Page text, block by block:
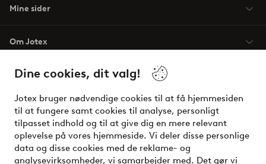
Dine cookies, dit valg!
Jotex bruger nødvendige cookies til at få hjemmesiden
til at fungere samt cookies til analyse, personligt
tilpasset indhold og til at give dig en mere relevant
oplevelse på vores hjemmeside. Vi deler disse personlige
data og disse cookies med de reklame- og
analysevirksomheder, vi samarbejder med. Det gør vi
Mine sider
Om Jotex
Vilkår
Venner
Sikre betalinger - betal nu eller del op